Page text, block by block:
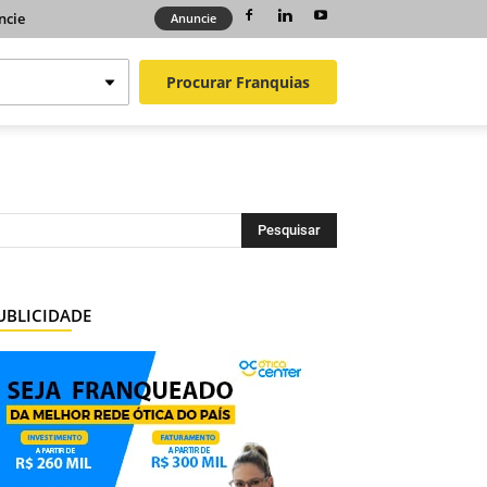
Anuncie
Procurar Franquias